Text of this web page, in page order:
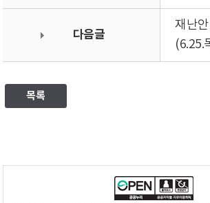
다음글
재난
(6.25.
목록